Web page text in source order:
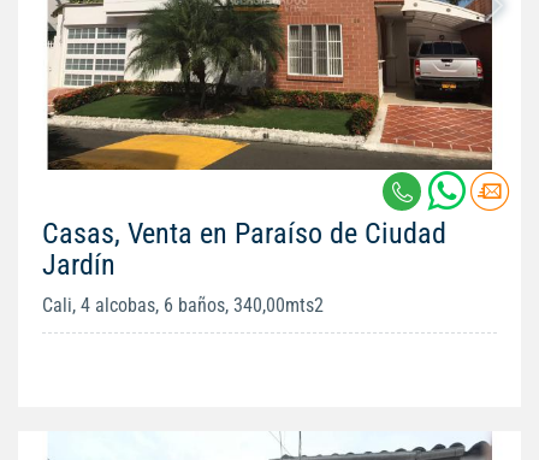
Casas, Venta en Paraíso de Ciudad
Jardín
Cali, 4 alcobas, 6 baños, 340,00mts2